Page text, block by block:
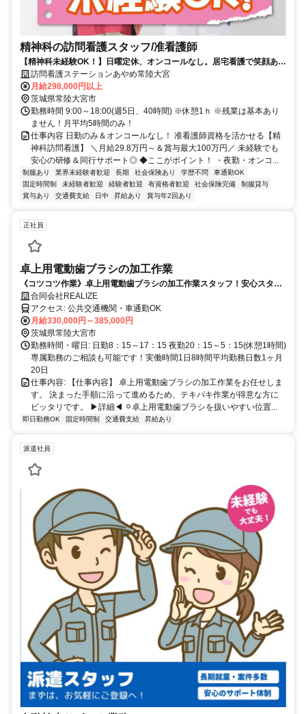
精神科の訪問看護スタッフ/准看護師
【精神科未経験OK！】日曜定休、オンコールなし。居宅看護で笑顔あふ
れる毎日をサポート。
訪問看護ステーションあやめ常陸大宮
月給298,000円以上
茨城県常陸大宮市
勤務時間 9:00～18:00(週5日、40時間) ※休憩1ｈ ※残業は基本あり
ません！月平均5時間のみ！
仕事内容 日勤のみ＆オンコールなし！ 准看護師資格を活かせる【精
神科訪問看護】 ＼月給29.8万円～＆賞与最大100万円／ 未経験でも
安心の研修＆同行サポート◎ ◆ここがポイント！ ・夜勤・オンコ...
制服あり 業界未経験者歓迎 長期 社会保険あり 学歴不問
車通勤OK
固定時間制
未経験者歓迎 経験者歓迎 有資格者歓迎 社会保険完備
制服貸与
賞与あり
交通費支給 日中 昇給あり 賞与年2回あり
正社員
卓上用電動歯ブラシの加工作業
《コツコツ作業》卓上用電動歯ブラシの加工作業スタッフ！安心スター
ト♪合同会社REALIZE
アクセス: 公共交通機関・車通勤OK
月給330,000円～385,000円
茨城県常陸大宮市
勤務時間・曜日: 日勤8：15～17：15 夜勤20：15～5：15(休憩1時間)
専属勤務のご相談も可能です！実働時間1日8時間平均勤務日数1ヶ月
20日
仕事内容: 【仕事内容】 卓上用電動歯ブラシの加工作業をお任せしま
す。 決まった手順に沿って進めるため、テキパキ作業が得意な方に
ピッタリです。 ▶詳細◀︎ ⚪︎卓上用電動歯ブラシを扱いやすい位置...
即日勤務OK 固定時間制 交通費支給 昇給あり
派遣社員